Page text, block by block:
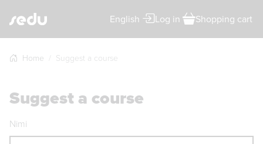
English Log in Shopping cart
Home Suggest a course
Suggest a course
Nimi